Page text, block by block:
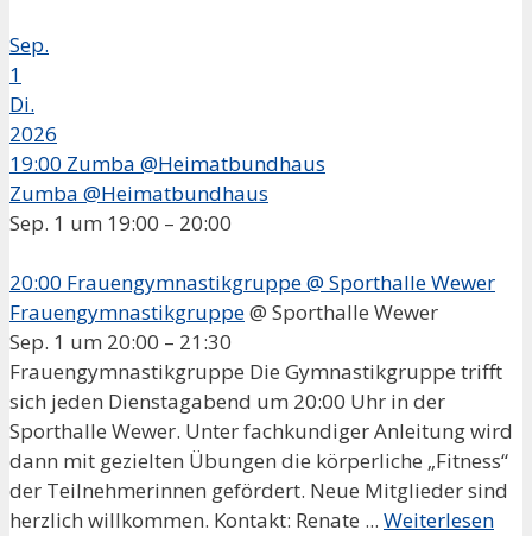
Sep.
1
Di.
2026
19:00 Zumba @Heimatbundhaus
Zumba @Heimatbundhaus
Sep. 1 um 19:00 – 20:00
20:00 Frauengymnastikgruppe@ Sporthalle Wewer
Frauengymnastikgruppe@ Sporthalle Wewer
Sep. 1 um 20:00 – 21:30
Frauengymnastikgruppe Die Gymnastikgruppe trifft
sich jeden Dienstagabend um 20:00 Uhr in der
Sporthalle Wewer. Unter fachkundiger Anleitung wird
dann mit gezielten Übungen die körperliche „Fitness“
der Teilnehmerinnen gefördert. Neue Mitglieder sind
herzlich willkommen. Kontakt: Renate ... Weiterlesen